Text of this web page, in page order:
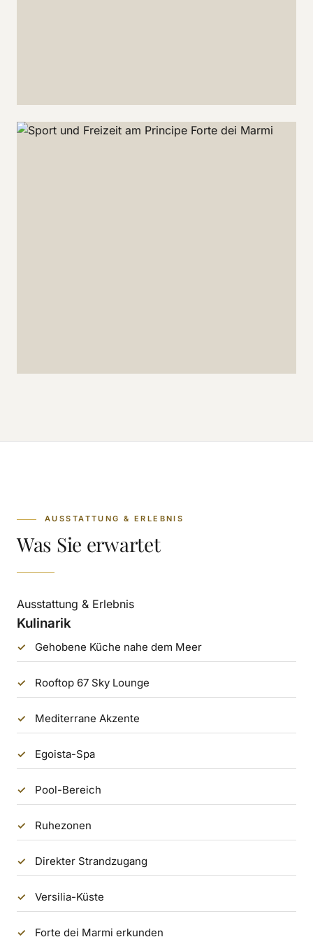
AUSSTATTUNG & ERLEBNIS
Was Sie erwartet
Ausstattung & Erlebnis
Kulinarik
Gehobene Küche nahe dem Meer
Rooftop 67 Sky Lounge
Mediterrane Akzente
Egoista-Spa
Pool-Bereich
Ruhezonen
Direkter Strandzugang
Versilia-Küste
Forte dei Marmi erkunden